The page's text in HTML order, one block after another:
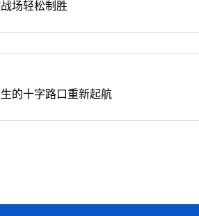
场轻松制胜
的十字路口重新起航